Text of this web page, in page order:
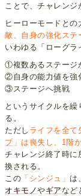
ことで、チャレンジ
ヒーローモードとの
敵、自身の強化ステ
いわゆる「ローグラ
①複数あるステージ
②自身の能力値を強
③ステージへ挑戦
というサイクルを
る。
ただし ライフを全て
プ」は喪失し、1階
チャレンジ終了時に
換される。
この 「シンジュ」 は
オキモノやギア など